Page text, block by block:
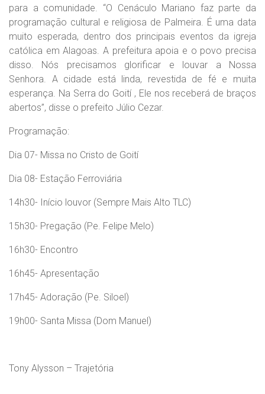
para a comunidade. “O Cenáculo Mariano faz parte da
programação cultural e religiosa de Palmeira. É uma data
muito esperada, dentro dos principais eventos da igreja
católica em Alagoas. A prefeitura apoia e o povo precisa
disso. Nós precisamos glorificar e louvar a Nossa
Senhora. A cidade está linda, revestida de fé e muita
esperança. Na Serra do Goití , Ele nos receberá de braços
abertos”, disse o prefeito Júlio Cezar.
Programação:
Dia 07- Missa no Cristo de Goití
Dia 08- Estação Ferroviária
14h30- Início louvor (Sempre Mais Alto TLC)
15h30- Pregação (Pe. Felipe Melo)
16h30- Encontro
16h45- Apresentação
17h45- Adoração (Pe. Siloel)
19h00- Santa Missa (Dom Manuel)
Tony Alysson – Trajetória